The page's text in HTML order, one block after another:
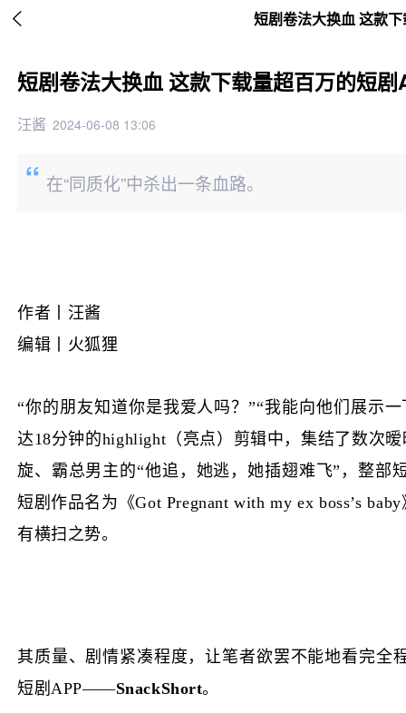
 短剧卷法大换血 这款
短剧卷法大换血 这款下载量超百万的短
汪酱 2024-06-08 13:06
在“同质化”中杀出一条血路。
作者丨汪酱
编辑丨火狐狸
“你的朋友知道你是我爱人吗？”“我能向他们展示
达18分钟的highlight（亮点）剪辑中，集结了数次
旋、霸总男主的“他追，她逃，她插翅难飞”，整
短剧作品名为《Got Pregnant with my ex boss’s
有横扫之势。
其质量、剧情紧凑程度，让笔者欲罢不能地看完全
短剧APP——SnackShort。